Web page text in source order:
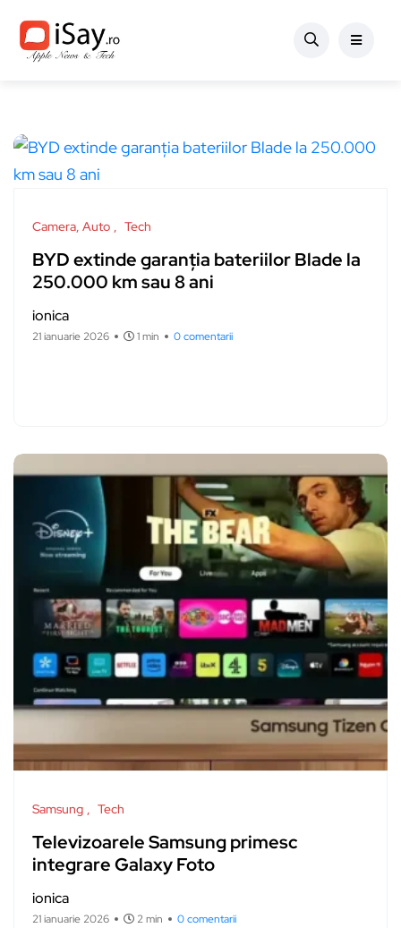
Camera, Auto Tech
BYD extinde garanția bateriilor Blade la
250.000 km sau 8 ani
ionica
21 ianuarie 2026 1 min 0 comentarii
Samsung Tech
Televizoarele Samsung primesc
integrare Galaxy Foto
ionica
21 ianuarie 2026 2 min 0 comentarii